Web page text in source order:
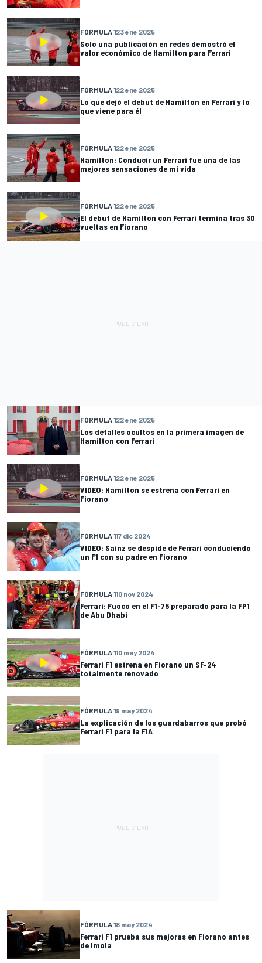
FÓRMULA 123 ene 2025
Solo una publicación en redes demostró el
valor económico de Hamilton para Ferrari
FÓRMULA 122 ene 2025
Lo que dejó el debut de Hamilton en Ferrari y lo
que viene para él
FÓRMULA 122 ene 2025
Hamilton: Conducir un Ferrari fue una de las
mejores sensaciones de mi vida
FÓRMULA 122 ene 2025
El debut de Hamilton con Ferrari termina tras 30
vueltas en Fiorano
FÓRMULA 122 ene 2025
Los detalles ocultos en la primera imagen de
Hamilton con Ferrari
FÓRMULA 122 ene 2025
VIDEO: Hamilton se estrena con Ferrari en
Fiorano
FÓRMULA 117 dic 2024
VIDEO: Sainz se despide de Ferrari conduciendo
un F1 con su padre en Fiorano
FÓRMULA 110 nov 2024
Ferrari: Fuoco en el F1-75 preparado para la FP1
de Abu Dhabi
FÓRMULA 110 may 2024
Ferrari F1 estrena en Fiorano un SF-24
totalmente renovado
FÓRMULA 19 may 2024
La explicación de los guardabarros que probó
Ferrari F1 para la FIA
FÓRMULA 18 may 2024
Ferrari F1 prueba sus mejoras en Fiorano antes
de Imola